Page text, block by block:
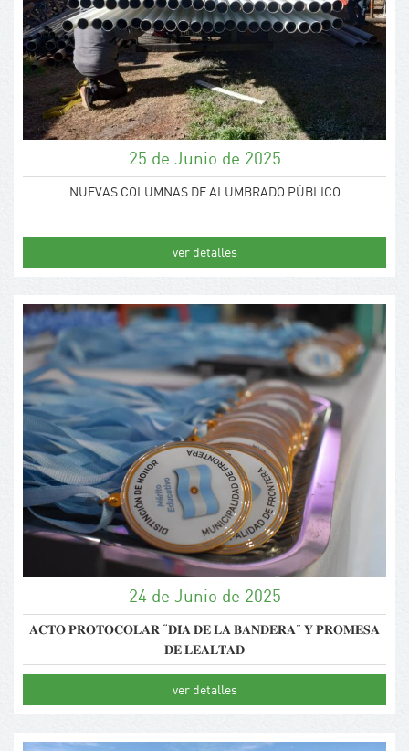
25 de Junio de 2025
NUEVAS COLUMNAS DE ALUMBRADO PÚBLICO
ver detalles
24 de Junio de 2025
𝐀𝐂𝐓𝐎 𝐏𝐑𝐎𝐓𝐎𝐂𝐎𝐋𝐀𝐑 “𝐃𝐈́𝐀 𝐃𝐄 𝐋𝐀 𝐁𝐀𝐍𝐃𝐄𝐑𝐀” 𝐘 𝐏𝐑𝐎𝐌𝐄𝐒𝐀
𝐃𝐄 𝐋𝐄𝐀𝐋𝐓𝐀𝐃
ver detalles